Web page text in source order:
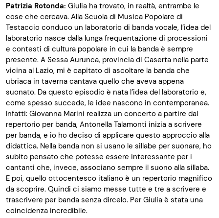
Patrizia Rotonda: Giulia ha trovato, in realtà, entrambe le
cose che cercava. Alla Scuola di Musica Popolare di
Testaccio conduco un laboratorio di banda vocale, l’idea del
laboratorio nasce dalla lunga frequentazione di processioni
e contesti di cultura popolare in cui la banda è sempre
presente. A Sessa Aurunca, provincia di Caserta nella parte
vicina al Lazio, mi è capitato di ascoltare la banda che
ubriaca in taverna cantava quello che aveva appena
suonato. Da questo episodio è nata l’idea del laboratorio e,
come spesso succede, le idee nascono in contemporanea.
Infatti: Giovanna Marini realizza un concerto a partire dal
repertorio per banda, Antonella Talamonti inizia a scrivere
per banda, e io ho deciso di applicare questo approccio alla
didattica. Nella banda non si usano le sillabe per suonare, ho
subito pensato che potesse essere interessante per i
cantanti che, invece, associano sempre il suono alla sillaba.
E poi, quello ottocentesco italiano è un repertorio magnifico
da scoprire. Quindi ci siamo messe tutte e tre a scrivere e
trascrivere per banda senza dircelo. Per Giulia è stata una
coincidenza incredibile.